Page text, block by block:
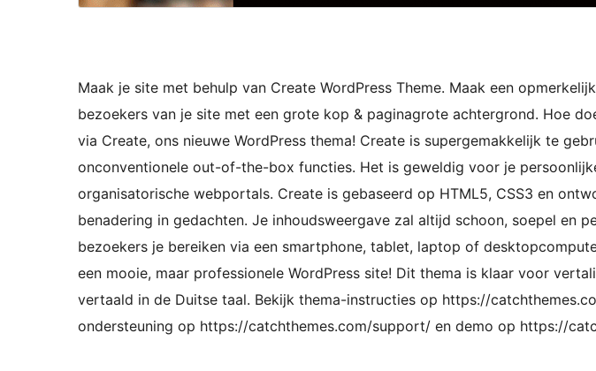
Maak je site met behulp van Create WordPress Theme. Maak een
bezoekers van je site met een grote kop & paginagrote achtergrond. Hoe
via Create, ons nieuwe WordPress thema! Create is supergemakkelijk te
onconventionele out-of-the-box functies. Het is geweldig voor je
organisatorische webportals. Create is gebaseerd op HTML5, CSS3 en
benadering in gedachten. Je inhoudsweergave zal altijd schoon, soepel en
bezoekers je bereiken via een smartphone, tablet, laptop of
een mooie, maar professionele WordPress site! Dit thema is klaar voor
vertaald in de Duitse taal. Bekijk thema-instructies op https://
ondersteuning op https://catchthemes.com/support/ en demo op https://